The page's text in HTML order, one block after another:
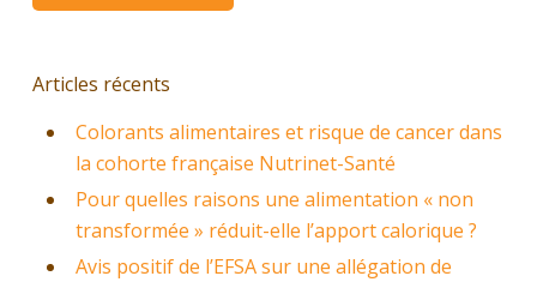
Articles récents
Colorants alimentaires et risque de cancer dans
la cohorte française Nutrinet-Santé
Pour quelles raisons une alimentation « non
transformée » réduit-elle l’apport calorique ?
Avis positif de l’EFSA sur une allégation de